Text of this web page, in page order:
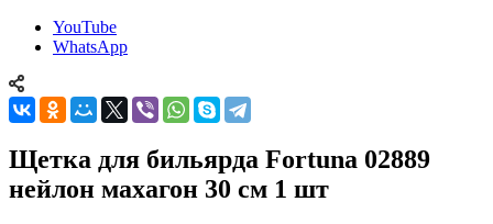
YouTube
WhatsApp
Щетка для бильярда Fortuna 02889
нейлон махагон 30 см 1 шт